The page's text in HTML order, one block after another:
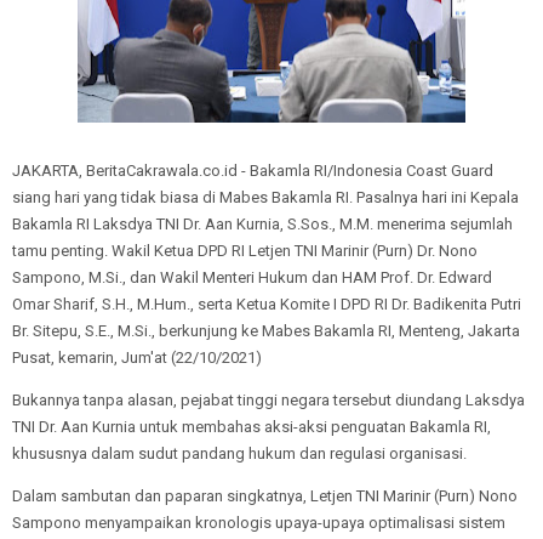
JAKARTA, BeritaCakrawala.co.id - Bakamla RI/Indonesia Coast Guard
siang hari yang tidak biasa di Mabes Bakamla RI. Pasalnya hari ini Kepala
Bakamla RI Laksdya TNI Dr. Aan Kurnia, S.Sos., M.M. menerima sejumlah
tamu penting. Wakil Ketua DPD RI Letjen TNI Marinir (Purn) Dr. Nono
Sampono, M.Si., dan Wakil Menteri Hukum dan HAM Prof. Dr. Edward
Omar Sharif, S.H., M.Hum., serta Ketua Komite I DPD RI Dr. Badikenita Putri
Br. Sitepu, S.E., M.Si., berkunjung ke Mabes Bakamla RI, Menteng, Jakarta
Pusat, kemarin, Jum'at (22/10/2021)
Bukannya tanpa alasan, pejabat tinggi negara tersebut diundang Laksdya
TNI Dr. Aan Kurnia untuk membahas aksi-aksi penguatan Bakamla RI,
khususnya dalam sudut pandang hukum dan regulasi organisasi.
Dalam sambutan dan paparan singkatnya, Letjen TNI Marinir (Purn) Nono
Sampono menyampaikan kronologis upaya-upaya optimalisasi sistem